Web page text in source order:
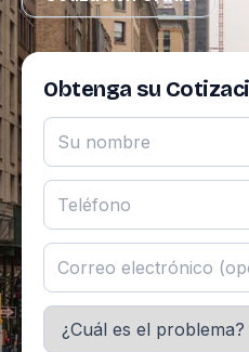
Obtenga su